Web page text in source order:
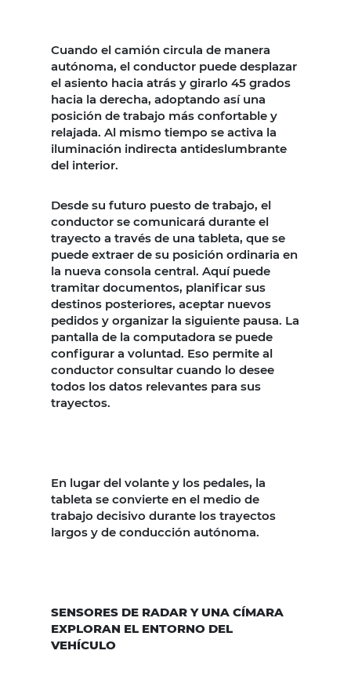
Cuando el camión circula de manera
autónoma, el conductor puede desplazar
el asiento hacia atrás y girarlo 45 grados
hacia la derecha, adoptando así una
posición de trabajo más confortable y
relajada. Al mismo tiempo se activa la
iluminación indirecta antideslumbrante
del interior.
Desde su futuro puesto de trabajo, el
conductor se comunicará durante el
trayecto a través de una tableta, que se
puede extraer de su posición ordinaria en
la nueva consola central. Aquí puede
tramitar documentos, planificar sus
destinos posteriores, aceptar nuevos
pedidos y organizar la siguiente pausa. La
pantalla de la computadora se puede
configurar a voluntad. Eso permite al
conductor consultar cuando lo desee
todos los datos relevantes para sus
trayectos.
En lugar del volante y los pedales, la
tableta se convierte en el medio de
trabajo decisivo durante los trayectos
largos y de conducción autónoma.
SENSORES DE RADAR Y UNA CÍMARA
EXPLORAN EL ENTORNO DEL
VEHÍCULO